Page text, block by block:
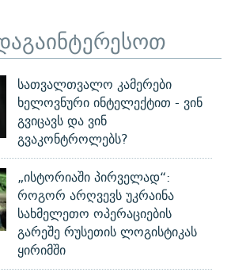
სათვალთვალო კამერები
ხელოვნური ინტელექტით - ვინ
გვიცავს და ვინ
გვაკონტროლებს?
„ისტორიაში პირველად“:
როგორ არღვევს უკრაინა
სახმელეთო ოპერაციების
გარეშე რუსეთის ლოგისტიკას
ყირიმში